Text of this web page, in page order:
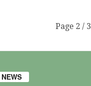
Page 2 / 3